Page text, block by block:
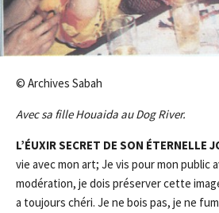
© Archives Sabah
Avec sa fille Houaida au Dog River.
L’ÉUXIR SECRET DE SON ÉTERNELLE
vie avec mon art; Je vis pour mon public
modération, je dois préserver cette
a toujours chéri. Je ne bois pas, je ne